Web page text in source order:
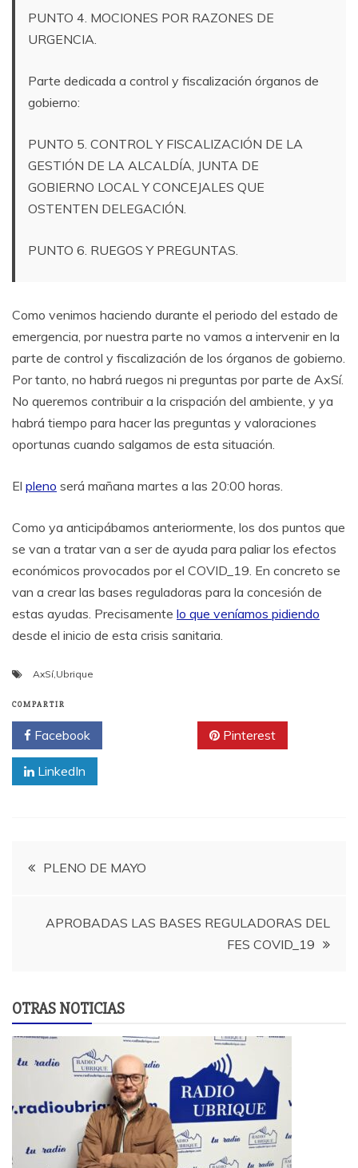
PUNTO 4. MOCIONES POR RAZONES DE
URGENCIA.
Parte dedicada a control y fiscalización órganos de
gobierno:
PUNTO 5. CONTROL Y FISCALIZACIÓN DE LA
GESTIÓN DE LA ALCALDÍA, JUNTA DE
GOBIERNO LOCAL Y CONCEJALES QUE
OSTENTEN DELEGACIÓN.
PUNTO 6. RUEGOS Y PREGUNTAS.
Como venimos haciendo durante el periodo del estado de
emergencia, por nuestra parte no vamos a intervenir en la
parte de control y fiscalización de los órganos de gobierno.
Por tanto, no habrá ruegos ni preguntas por parte de AxSí.
No queremos contribuir a la crispación del ambiente, y ya
habrá tiempo para hacer las preguntas y valoraciones
oportunas cuando salgamos de esta situación.
El pleno será mañana martes a las 20:00 horas.
Como ya anticipábamos anteriormente, los dos puntos que
se van a tratar van a ser de ayuda para paliar los efectos
económicos provocados por el COVID_19. En concreto se
van a crear las bases reguladoras para la concesión de
estas ayudas. Precisamente lo que veníamos pidiendo
desde el inicio de esta crisis sanitaria.
AxSí, Ubrique
COMPARTIR
Facebook Pinterest
LinkedIn
Navegación
PLENO DE MAYO
APROBADAS LAS BASES REGULADORAS DEL
FES COVID_19
OTRAS NOTICIAS